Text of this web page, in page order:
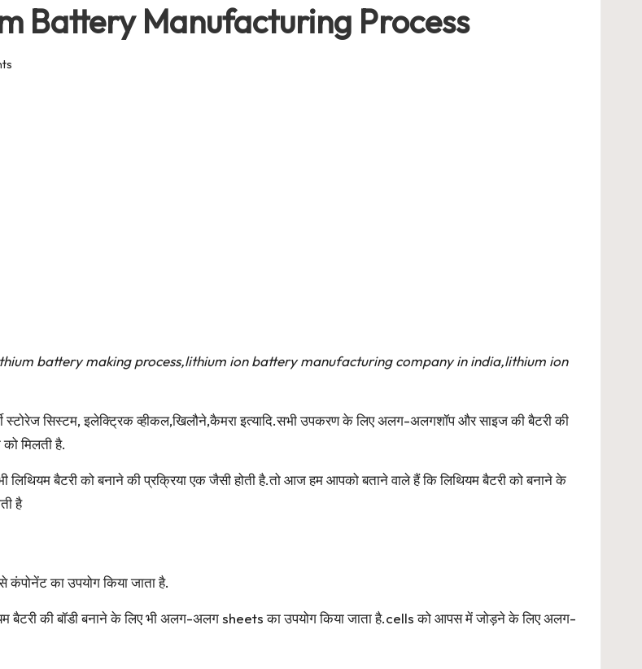
Battery Manufacturing Process
battery making process,lithium ion battery manufacturing company in india,lithium ion
सिस्टम, इलेक्ट्रिक व्हीकल,खिलौने,कैमरा इत्यादि.सभी उपकरण के लिए अलग-अलगशॉप और साइज की बैटरी की
मिलती है.
लिथियम बैटरी को बनाने की प्रक्रिया एक जैसी होती है.तो आज हम आपको बताने वाले हैं कि लिथियम बैटरी को बनाने के
है
कंपोनेंट का उपयोग किया जाता है.
बैटरी की बॉडी बनाने के लिए भी अलग-अलग sheets का उपयोग किया जाता है.cells को आपस में जोड़ने के लिए अलग-